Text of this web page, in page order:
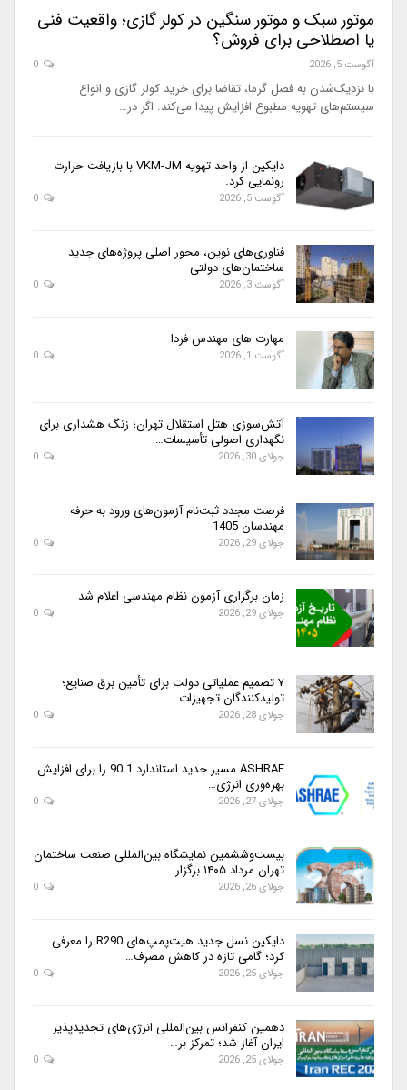
موتور سبک و موتور سنگین در کولر گازی؛ واقعیت فنی
یا اصطلاحی برای فروش؟
آگوست 5, 2026
با نزدیک‌شدن به فصل گرما، تقاضا برای خرید کولر گازی و انواع
سیستم‌های تهویه مطبوع افزایش پیدا می‌کند. اگر در…
دایکین از واحد تهویه VKM-JM با بازیافت حرارت
رونمایی کرد.
آگوست 5, 2026
فناوری‌های نوین، محور اصلی پروژه‌های جدید
ساختمان‌های دولتی
آگوست 3, 2026
مهارت های مهندس فردا
آگوست 1, 2026
آتش‌سوزی هتل استقلال تهران؛ زنگ هشداری برای
نگهداری اصولی تأسیسات…
جولای 30, 2026
فرصت مجدد ثبت‌نام آزمون‌های ورود به حرفه
مهندسان 1405
جولای 29, 2026
زمان برگزاری آزمون نظام مهندسی اعلام شد
جولای 29, 2026
۷ تصمیم عملیاتی دولت برای تأمین برق صنایع؛
تولیدکنندگان تجهیزات…
جولای 28, 2026
ASHRAE مسیر جدید استاندارد 90.1 را برای افزایش
بهره‌وری انرژی…
جولای 27, 2026
بیست‌وششمین نمایشگاه بین‌المللی صنعت ساختمان
تهران مرداد ۱۴۰۵ برگزار…
جولای 26, 2026
دایکین نسل جدید هیت‌پمپ‌های R290 را معرفی
کرد؛ گامی تازه در کاهش مصرف…
جولای 25, 2026
دهمین کنفرانس بین‌المللی انرژی‌های تجدیدپذیر
ایران آغاز شد؛ تمرکز بر…
جولای 25, 2026